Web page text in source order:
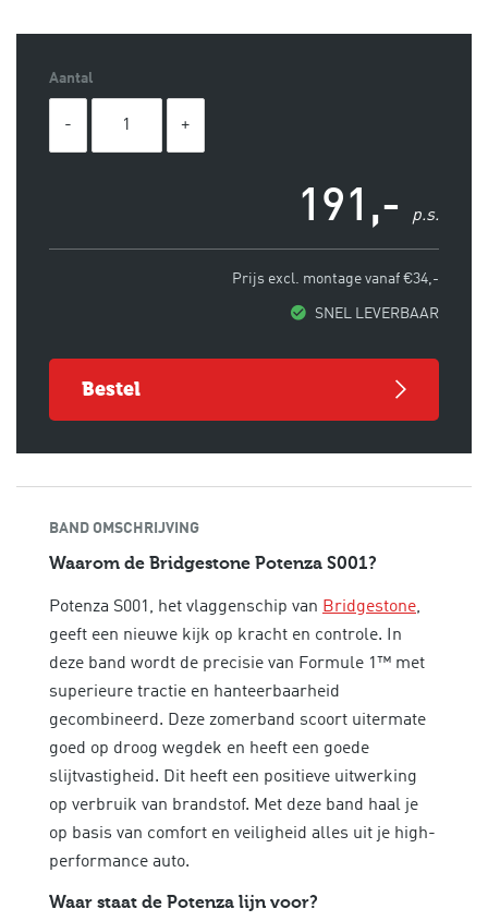
Aantal
191,- p.s.
Prijs excl. montage vanaf €34,-
SNEL LEVERBAAR
bestel
BAND OMSCHRIJVING
Waarom de Bridgestone Potenza S001?
Potenza S001, het vlaggenschip van Bridgestone,
geeft een nieuwe kijk op kracht en controle. In
deze band wordt de precisie van Formule 1™ met
superieure tractie en hanteerbaarheid
gecombineerd. Deze zomerband scoort uitermate
goed op droog wegdek en heeft een goede
slijtvastigheid. Dit heeft een positieve uitwerking
op verbruik van brandstof. Met deze band haal je
op basis van comfort en veiligheid alles uit je high-
performance auto.
Waar staat de Potenza lijn voor?